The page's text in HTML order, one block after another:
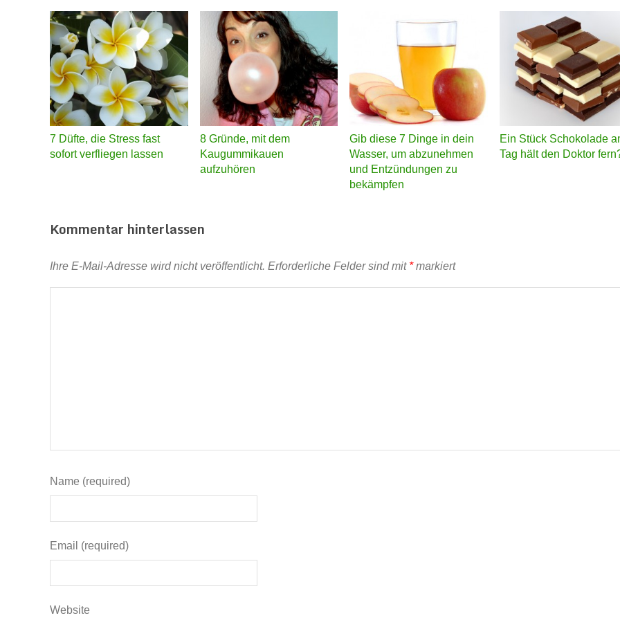
7 Düfte, die Stress fast
sofort verfliegen lassen
8 Gründe, mit dem
Kaugummikauen
aufzuhören
Gib diese 7 Dinge in dein
Wasser, um abzunehmen
und Entzündungen zu
bekämpfen
Ein Stück Schokolade
Tag hält den Doktor
Kommentar hinterlassen
Ihre E-Mail-Adresse wird nicht veröffentlicht. Erforderliche Felder sind mit *markiert
Name (required)
Email (required)
Website